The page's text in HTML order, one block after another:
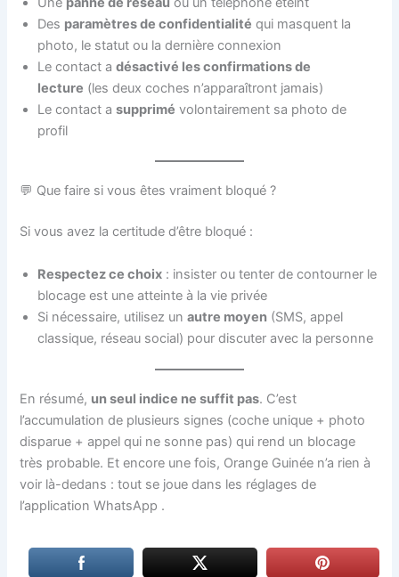
Des paramètres de confidentialité qui masquent la
photo, le statut ou la dernière connexion
Le contact adésactivé les confirmations de
lecture (les deux coches n’apparaîtront jamais)
Le contact asupprimé volontairement sa photo de
profil
💬 Que faire si vous êtes vraiment bloqué ?
Si vous avez la certitude d’être bloqué :
Respectez ce choix : insister ou tenter de contourner le
blocage est une atteinte à la vie privée
Si nécessaire, utilisez unautre moyen (SMS, appel
classique, réseau social) pour discuter avec la personne
En résumé, un seul indice ne suffit pas. C’est
l’accumulation de plusieurs signes (coche unique + photo
disparue + appel qui ne sonne pas) qui rend un blocage
très probable. Et encore une fois, Orange Guinée n’a rien à
voir là-dedans : tout se joue dans les réglages de
l’application WhatsApp .